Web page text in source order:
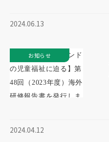
2024.06.13
2024.04.12
お知らせ